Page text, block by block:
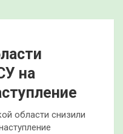
на
области снизили